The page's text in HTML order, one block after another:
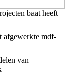
baat heeft
afgewerkte mdf-
van